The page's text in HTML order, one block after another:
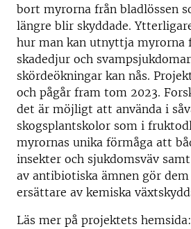
bort myrorna från bladlössen
längre blir skyddade.
hur man kan utnyttja myrorna
skadedjur och
skördeökningar kan nås.
och pågår fram tom 2023.
det är möjligt att använda i
skogsplantskolor som i
myrornas unika förmåga att
insekter och sjukdomsväv
av antibiotiska ämnen gör
ersättare av kemiska
Läs mer på projektets hemsida: